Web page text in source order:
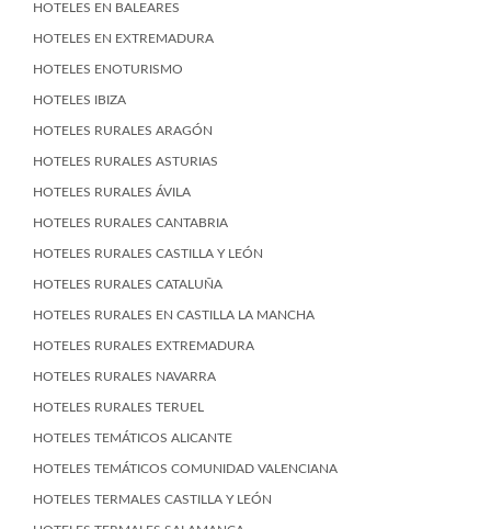
HOTELES EN BALEARES
HOTELES EN EXTREMADURA
HOTELES ENOTURISMO
HOTELES IBIZA
HOTELES RURALES ARAGÓN
HOTELES RURALES ASTURIAS
HOTELES RURALES ÁVILA
HOTELES RURALES CANTABRIA
HOTELES RURALES CASTILLA Y LEÓN
HOTELES RURALES CATALUÑA
HOTELES RURALES EN CASTILLA LA MANCHA
HOTELES RURALES EXTREMADURA
HOTELES RURALES NAVARRA
HOTELES RURALES TERUEL
HOTELES TEMÁTICOS ALICANTE
HOTELES TEMÁTICOS COMUNIDAD VALENCIANA
HOTELES TERMALES CASTILLA Y LEÓN